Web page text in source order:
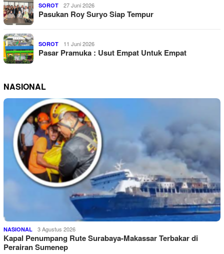
SOROT 27 Juni 2026
Pasukan Roy Suryo Siap Tempur
SOROT 11 Juni 2026
Pasar Pramuka : Usut Empat Untuk Empat
NASIONAL
NASIONAL 3 Agustus 2026
Kapal Penumpang Rute Surabaya-Makassar Terbakar di
Perairan Sumenep